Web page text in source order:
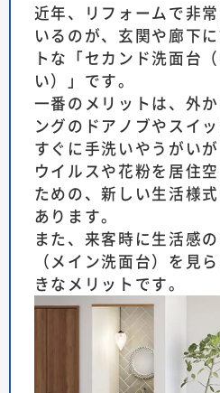
近年、リフォームで非
いるのが、玄関や廊下
トな「セカンド洗面台
い）」です。
一番のメリットは、外
ングのドアノブやスイ
すぐに手洗いやうがいが
ウイルスや花粉を居住
ための、新しい生活様
あります。
また、来客時に生活感
（メイン洗面台）を見
きなメリットです。